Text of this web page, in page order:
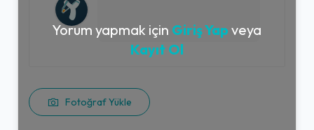
Fotoğraf Yükle
Yorum yapmak için Giriş Yap veya
Kayıt Ol